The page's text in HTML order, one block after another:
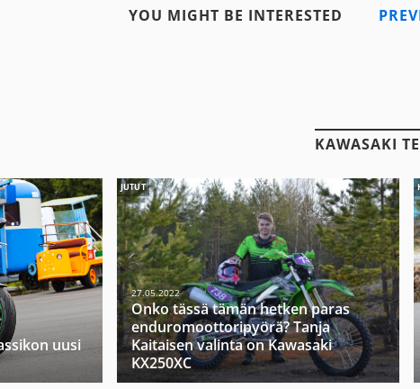
YOU MIGHT BE INTERESTED
KAWASAKI
uusi
JUTUT
27.05.2022
Onko tässä tämän hetken paras
enduromoottoripyörä? Tanja
Kaitaisen valinta on Kawasaki
KX250XC